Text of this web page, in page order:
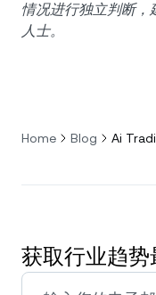
情况进行独立判断
人士。
Home Blog Ai
获取行业趋